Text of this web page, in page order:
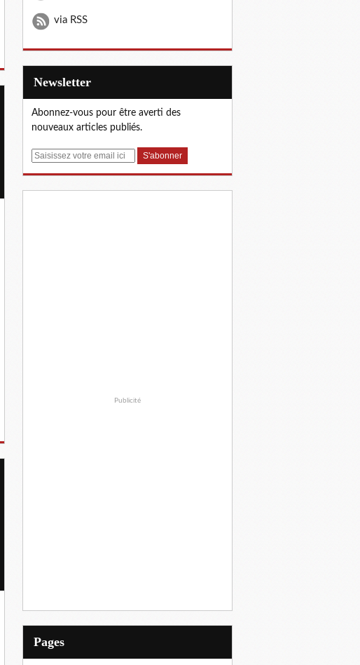
via RSS
Newsletter
Abonnez-vous pour être averti des
nouveaux articles publiés.
E
Publicité
Pages